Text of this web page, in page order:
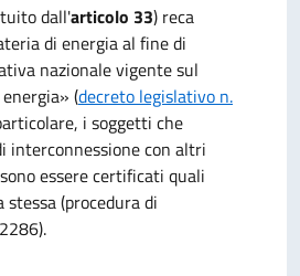
dall'articolo 33) reca
di energia al fine di
nazionale vigente sul
(decreto legislativo n.
i soggetti che
interconnessione con altri
essere certificati quali
(procedura di